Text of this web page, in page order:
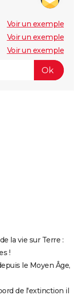
Voir un exemple
Voir un exemple
Voir un exemple
la vie sur Terre :
!
le Moyen Âge,
de l'extinction il